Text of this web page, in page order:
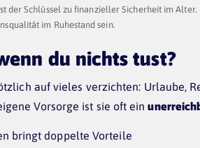
der Schlüssel zu finanzieller Sicherheit im
im Ruhestand sein.
du nichts tust?
auf vieles verzichten: Urlaube,
Vorsorge ist sie oft ein
bringt doppelte Vorteile